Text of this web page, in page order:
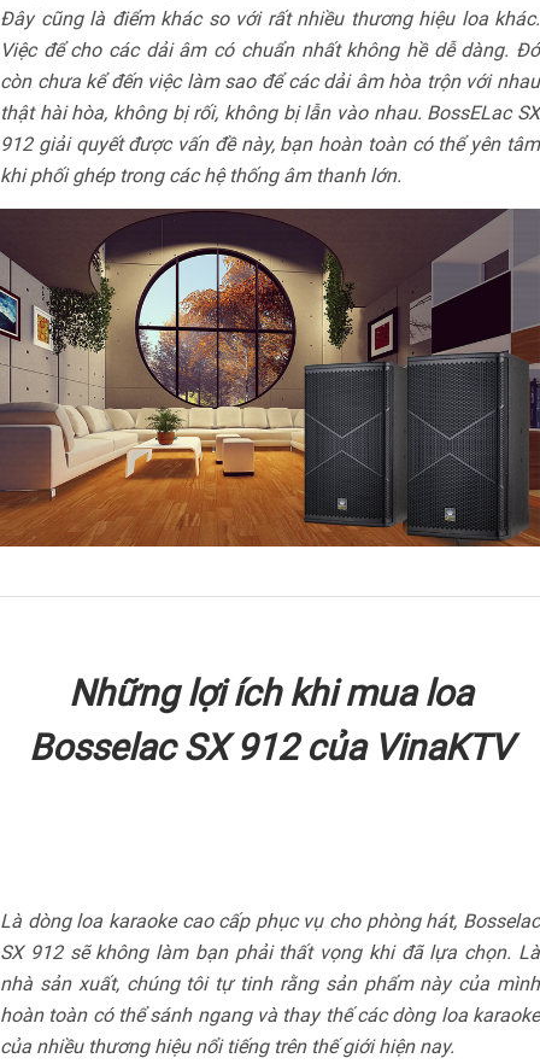
Đây cũng là điểm khác so với rất nhiều thương hiệu loa khác.
Việc để cho các dải âm có chuẩn nhất không hề dễ dàng. Đó
còn chưa kể đến việc làm sao để các dải âm hòa trộn với nhau
thật hài hòa, không bị rối, không bị lẫn vào nhau. BossELac SX
912 giải quyết được vấn đề này, bạn hoàn toàn có thể yên tâm
khi phối ghép trong các hệ thống âm thanh lớn.
Những lợi ích khi mua loa
Bosselac SX 912 của VinaKTV
Là dòng loa karaoke cao cấp phục vụ cho phòng hát, Bosselac
SX 912 sẽ không làm bạn phải thất vọng khi đã lựa chọn. Là
nhà sản xuất, chúng tôi tự tinh rằng sản phẩm này của mình
hoàn toàn có thể sánh ngang và thay thế các dòng loa karaoke
của nhiều thương hiệu nổi tiếng trên thế giới hiện nay.